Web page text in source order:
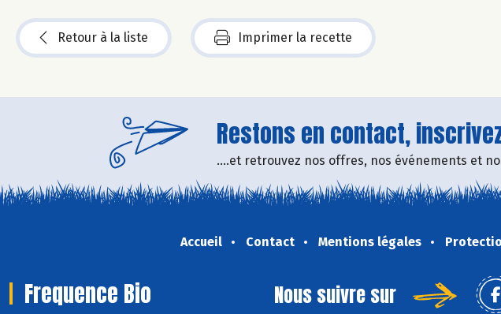
Retour à la liste Imprimer la recette
Restons en contact,
....et retrouvez nos offres, nos événements et
Accueil Contact Mentions légales
Frequence Bio Nous suivre sur